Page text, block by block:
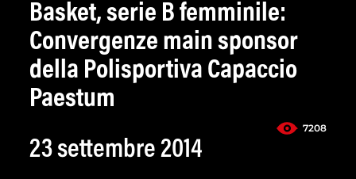
Basket, serie B femminile:
Convergenze main sponsor
della Polisportiva Capaccio
Paestum
7208
23 settembre 2014